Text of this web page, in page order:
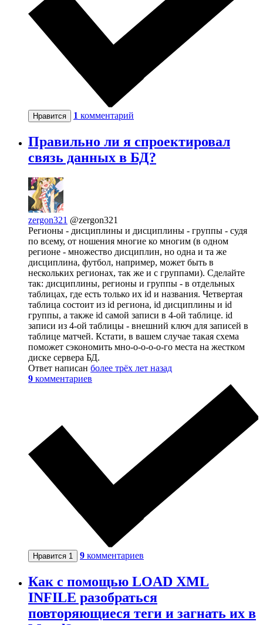
Нравится 1 комментарий
Правильно ли я спроектировал
связь данных в БД?
zergon321 @zergon321
Регионы - дисциплины и дисциплины - группы - судя
по всему, от ношения многие ко многим (в одном
регионе - множество дисциплин, но одна и та же
дисциплина, футбол, например, может быть в
нескольких регионах, так же и с группами). Сделайте
так: дисциплины, регионы и группы - в отдельных
таблицах, где есть только их id и названия. Четвертая
таблица состоит из id региона, id дисциплины и id
группы, а также id самой записи в 4-ой таблице. id
записи из 4-ой таблицы - внешний ключ для записей в
таблице матчей. Кстати, в вашем случае такая схема
поможет сэкономить мно-о-о-о-о-го места на жестком
диске сервера БД.
Ответ написан более трёх лет назад
9 комментариев
Нравится 1 9 комментариев
Как с помощью LOAD XML
INFILE разобраться
повторяющиеся теги и загнать их в